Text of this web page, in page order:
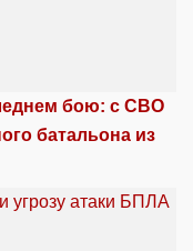
бою: с СВО
батальона из